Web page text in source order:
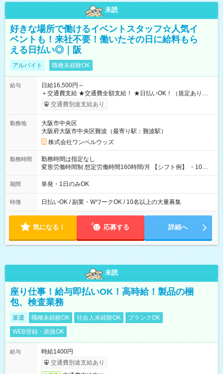
未読
好きな場所で働けるイベントスタッフ☆人気イ
ベントも！来社不要！働いたその日に給料もら
える日払い◎｜阪
アルバイト 職種未経験OK
給与
日給16,500円～
＋交通費支給 ★交通費全額支給！ ★日払いOK！（規定あり） ┗
働いたその日に現金GET♪ お仕事後はコンビニATMから 日払
交通費別途支給あり
勤務地
大阪市中央区
大阪府大阪市中央区難波（最寄り駅：難波駅）
株式会社ワンベルウッズ
勤務時間
勤務時間は指定なし
変形労働時間制 想定労働時間160時間/月 【シフト例】 ・10：
00～20：00
期間 単発・1日のみOK
特徴 日払いOK / 副業・WワークOK / 10名以上の大量募集
気になる！ 応募する 詳細へ
未読
座り仕事！給与即払いOK！高時給！製品の梱
包、検査業務
派遣 職種未経験OK 社会人未経験OK
ブランクOK
WEB登録・面接OK
給与
時給1400円
交通費別途支給あり